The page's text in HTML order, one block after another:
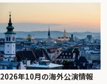
2026年10月の海外公演情報